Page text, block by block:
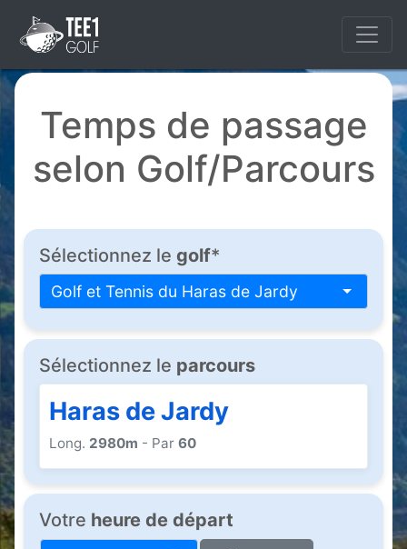
Temps de passage
selon Golf/Parcours
Sélectionnez le golf*
Golf et Tennis du Haras de Jardy
Sélectionnez le parcours
Haras de Jardy
Long. 2980m - Par 60
Votre heure de départ